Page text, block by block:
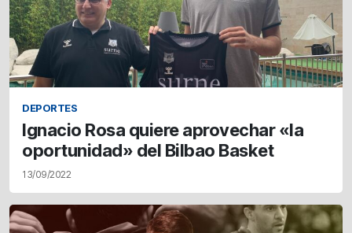
DEPORTES
Ignacio Rosa quiere aprovechar «la
oportunidad» del Bilbao Basket
13/09/2022